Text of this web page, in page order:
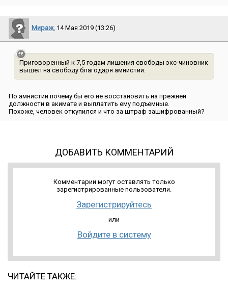
Мираж, 14 Мая 2019 (13:26)
Приговоренный к 7,5 годам лишения свободы экс-чиновник
вышел на свободу благодаря амнистии.
По амнистии почему бы его не восстановить на прежней
должности в акимате и выплатить ему подъемные.
Похоже, человек откупился и что за штраф зашифрованный?
ДОБАВИТЬ КОММЕНТАРИЙ
Комментарии могут оставлять только
зарегистрированные пользователи.
Зарегистрируйтесь
или
Войдите в систему
ЧИТАЙТЕ ТАКЖЕ: